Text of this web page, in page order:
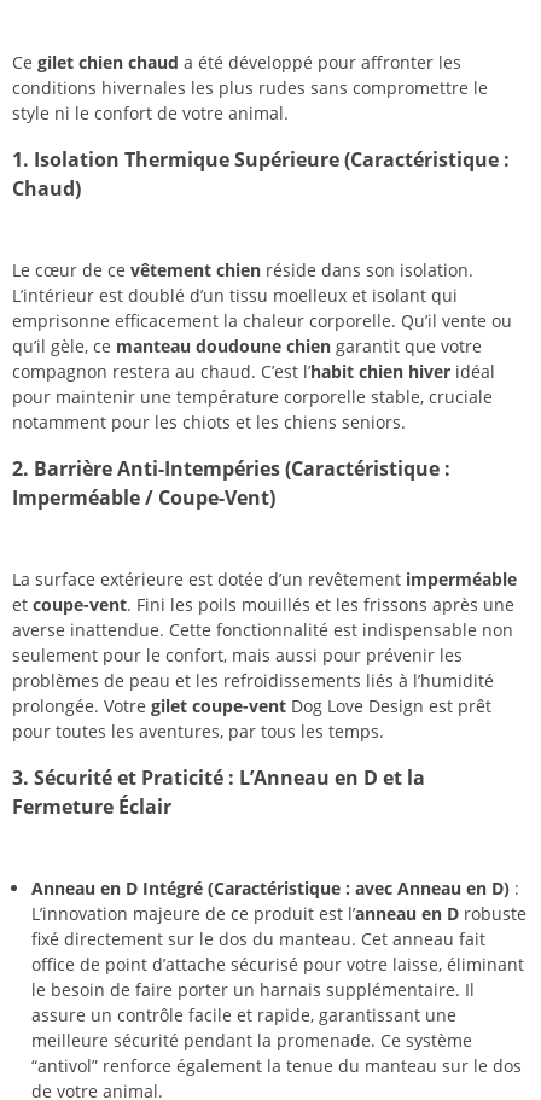
Ce gilet chien chaud a été développé pour affronter les
conditions hivernales les plus rudes sans compromettre le
style ni le confort de votre animal.
1. Isolation Thermique Supérieure (Caractéristique :
Chaud)
Le cœur de ce vêtement chien réside dans son isolation.
L’intérieur est doublé d’un tissu moelleux et isolant qui
emprisonne efficacement la chaleur corporelle. Qu’il vente ou
qu’il gèle, ce manteau doudoune chien garantit que votre
compagnon restera au chaud. C’est l’habit chien hiver idéal
pour maintenir une température corporelle stable, cruciale
notamment pour les chiots et les chiens seniors.
2. Barrière Anti-Intempéries (Caractéristique :
Imperméable / Coupe-Vent)
La surface extérieure est dotée d’un revêtement imperméable
et coupe-vent. Fini les poils mouillés et les frissons après une
averse inattendue. Cette fonctionnalité est indispensable non
seulement pour le confort, mais aussi pour prévenir les
problèmes de peau et les refroidissements liés à l’humidité
prolongée. Votre gilet coupe-vent Dog Love Design est prêt
pour toutes les aventures, par tous les temps.
3. Sécurité et Praticité : L’Anneau en D et la
Fermeture Éclair
Anneau en D Intégré (Caractéristique : avec Anneau en D) :
L’innovation majeure de ce produit est l’anneau en D robuste
fixé directement sur le dos du manteau. Cet anneau fait
office de point d’attache sécurisé pour votre laisse, éliminant
le besoin de faire porter un harnais supplémentaire. Il
assure un contrôle facile et rapide, garantissant une
meilleure sécurité pendant la promenade. Ce système
“antivol” renforce également la tenue du manteau sur le dos
de votre animal.